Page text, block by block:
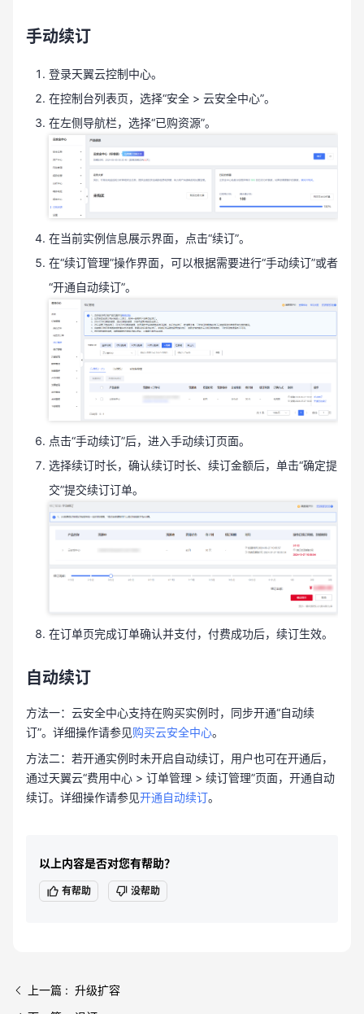
手动续订
登录天翼云控制中心。
在控制台列表页，选择“安全 > 云安全中心”。
在左侧导航栏，选择“已购资源”。
在当前实例信息展示界面，点击“续订”。
在“续订管理”操作界面，可以根据需要进行“手动续订”或者
“开通自动续订”。
点击“手动续订”后，进入手动续订页面。
选择续订时长，确认续订时长、续订金额后，单击“确定提
交”提交续订订单。
在订单页完成订单确认并支付，付费成功后，续订生效。
自动续订
方法一：云安全中心支持在购买实例时，同步开通“自动续
订”。详细操作请参见购买云安全中心。
方法二：若开通实例时未开启自动续订，用户也可在开通后，
通过天翼云“费用中心 > 订单管理 > 续订管理”页面，开通自动
续订。详细操作请参见开通自动续订。
以上内容是否对您有帮助？
有帮助 没帮助
上一篇 : 升级扩容